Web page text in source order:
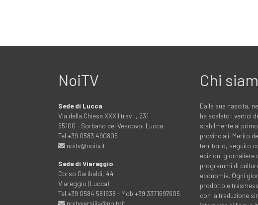
NoiTV
Sede di Lucca
Via della Chiesa XXXII trav. I, 231
55100 - Sorbano del Vescovo, Lucca
Tel +39 0583 490805
noitv@noitv.it
Sede di Viareggio
Corso Garibaldi, 44
Viareggio (Lucca)
Tel +39 0584 581938 - Mob +39 3371697605
noitvversilia@noitv.it
Chi
Dalla sua nascita,
ha scalato i vertici
stabilmente al
provinciali. Merito
territorio, seguito
edizioni giornaliere
programmi di
economia. Ogni
prodotto e
con la traduzione